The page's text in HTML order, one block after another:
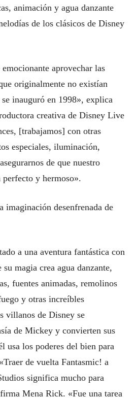
animación y agua danzante
de los clásicos de Disney
aprovechar las
originalmente no existían
inauguró en 1998», explica
creativa de Disney Live
[trabajamos] con otras
especiales, iluminación,
de que nuestro
y hermoso».
imaginación desenfrenada de
a una aventura fantástica con
magia crea agua danzante,
fuentes animadas, remolinos
y otras increíbles
villanos de Disney se
de Mickey y convierten sus
usa los poderes del bien para
de vuelta Fantasmic! a
significa mucho para
Mena Rick. «Fue una tarea